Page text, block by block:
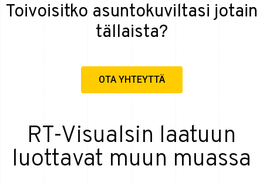
Toivoisitko asuntokuviltasi jotain
tällaista?
OTA YHTEYTTÄ
RT-Visualsin laatuun
luottavat muun muassa